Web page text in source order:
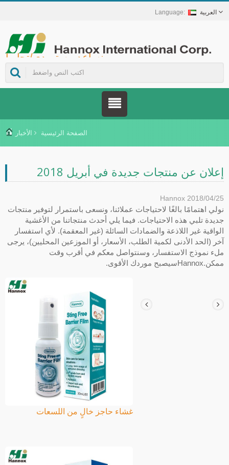
العربية
Hannox International Corp. - نساعد مستوردي/تجار الجملة/الموزعين للأجهزة الطبية والعلامات التجارية في مجال الرعاية الصحية على إطلاق حلول غير دوائية للعناية بالجروح والأغشية المخاطية، تشمل علاج قرح الفم، والرعاية الداعمة لمرضى السرطان، وحماية الجلد، والعناية بالغشاء المخاطي للأنف، وحماية الجروح في المنزل. كما نوفر مجموعة واسعة من الأجهزة الطبية في مجالات الوقاية من داء السكري وإدارته، وحلول الوقاية من الأمراض المنقولة بالبعوض، وغيرها من تطبيقات الرعاية الصحية المنزلية.
الصفحة الرئيسية الأخبار
إعلان عن منتجات جديدة في أبريل 2018
2018/04/25
Hannox
نولي اهتمامًا بالغًا لاحتياجات عملائنا، ونسعى باستمرار لتوفير منتجات
جديدة تلبي هذه الاحتياجات. فيما يلي أحدث منتجاتنا من الأغشية
الواقية غير اللاذعة والضمادات السائلة (غير المعقمة). لأي استفسار
آخر (الحد الأدنى لكمية الطلب، الأسعار، أو الموزعين المحليين)، يرجى
ملء نموذج الاستفسار، وسنتواصل معكم في أقرب وقت
ممكن.Hannoxسيصبح موردك الأقوى.
غشاء حاجز خالٍ من اللسعات